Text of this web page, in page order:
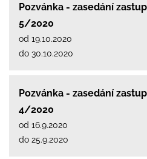
Pozvánka - zasedání
5/2020
od 19.10.2020
do 30.10.2020
Pozvánka - zasedání
4/2020
od 16.9.2020
do 25.9.2020